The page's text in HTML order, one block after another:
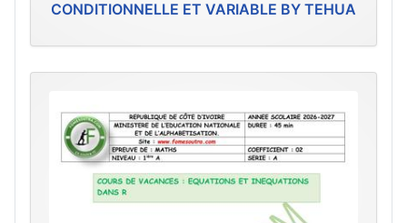
CONDITIONNELLE ET VARIABLE BY TEHUA